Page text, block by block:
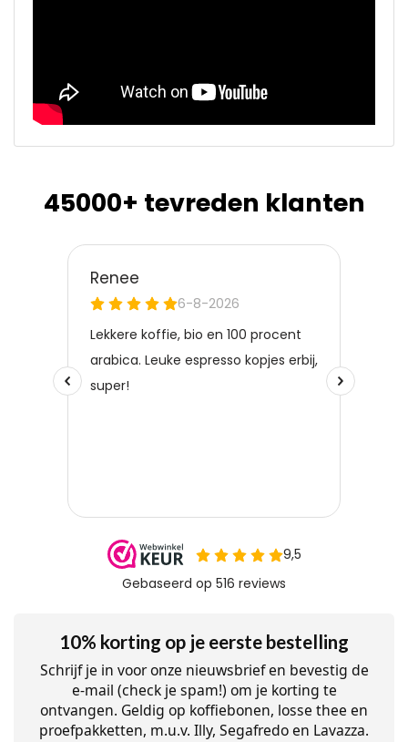
45000+ tevreden klanten
10% korting op je eerste bestelling
Schrijf je in voor onze nieuwsbrief en bevestig de
e-mail (check je spam!) om je korting te
ontvangen. Geldig op koffiebonen, losse thee en
proefpakketten, m.u.v. Illy, Segafredo en Lavazza.